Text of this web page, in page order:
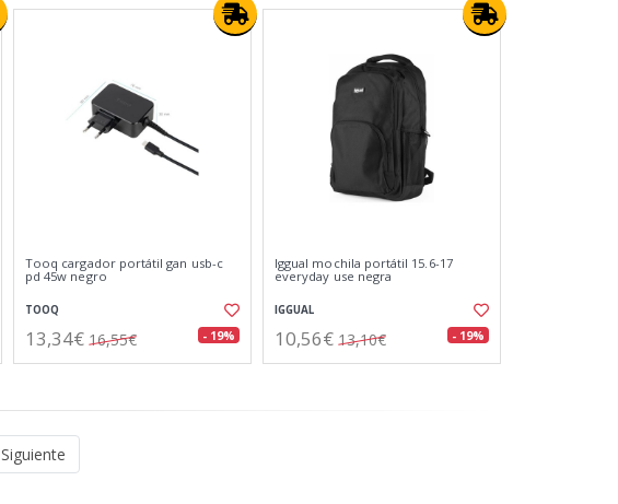
Tooq cargador portátil gan usb-c
pd 45w negro
TOOQ
13,34€ 16,55€ - 19%
Iggual mochila portátil 15.6-17
everyday use negra
IGGUAL
10,56€ 13,10€ - 19%
Siguiente